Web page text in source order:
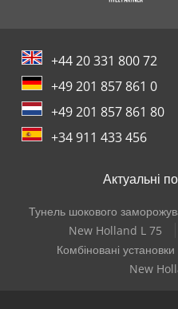
+44 20 331 800 72
+49 201 857 861 0
+49 201 857 861 80
+34 911 433 456
Актуальні
Тунель шокового
New Holland L 75
Комбіновані установки
New